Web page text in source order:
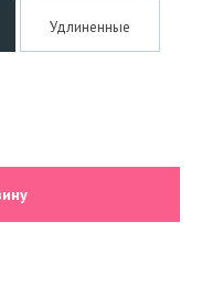
Удлиненные